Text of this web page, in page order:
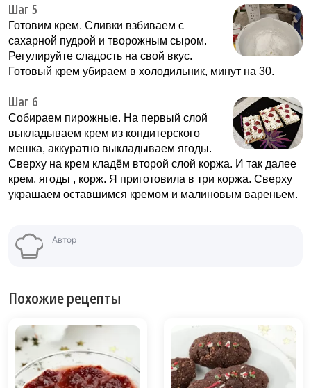
Шаг 5
Готовим крем. Сливки взбиваем с
сахарной пудрой и творожным сыром.
Регулируйте сладость на свой вкус.
Готовый крем убираем в холодильник, минут на 30.
Шаг 6
Собираем пирожные. На первый слой
выкладываем крем из кондитерского
мешка, аккуратно выкладываем ягоды.
Сверху на крем кладём второй слой коржа. И так далее
крем, ягоды , корж. Я приготовила в три коржа. Сверху
украшаем оставшимся кремом и малиновым вареньем.
Автор
Похожие рецепты